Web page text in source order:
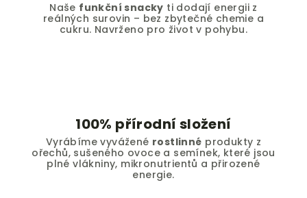
Naše funkční snacky ti dodají energii z
reálných surovin – bez zbytečné chemie a
cukru. Navrženo pro život v pohybu.
100% přírodní složení
Vyrábíme vyvážené rostlinné produkty z
ořechů, sušeného ovoce a semínek, které jsou
plné vlákniny, mikronutrientů a přirozené
energie.